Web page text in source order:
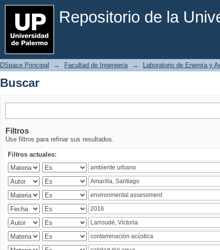
Repositorio de la
Buscar
DSpace Principal → Facultad de Ingeniería → Laboratorio de Energía y
Buscar
Filtros
Use filtros para refinar sus resultados.
Filtros actuales: